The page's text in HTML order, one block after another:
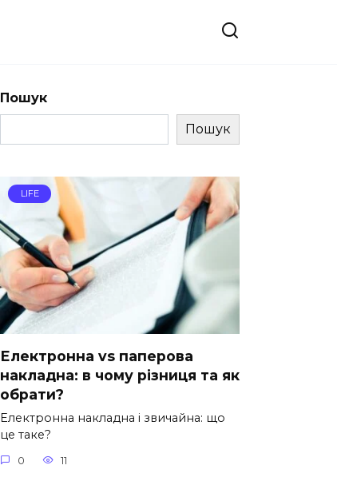
Пошук
Пошук
LIFE
Електронна vs паперова
накладна: в чому різниця та як
обрати?
Електронна накладна і звичайна: що
це таке?
0 11